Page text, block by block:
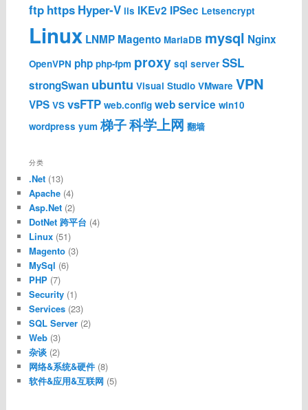
ftp https Hyper-V iis IKEv2 IPSec Letsencrypt
Linux LNMP Magento MariaDB mysql Nginx
OpenVPN php php-fpm proxy sql server SSL
strongSwan ubuntu Visual Studio VMware VPN
VPS VS vsFTP web.config web service win10
wordpress yum 梯子科学上网 翻墙
分类
.Net(13)
Apache(4)
Asp.Net(2)
DotNet 跨平台 (4)
Linux(51)
Magento(3)
MySql (6)
PHP(7)
Security(1)
Services(23)
SQL Server(2)
Web(3)
杂谈(2)
网络&系统&硬件(8)
软件&应用&互联网(5)